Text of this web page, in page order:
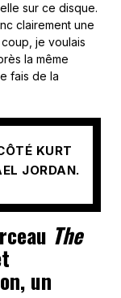
sur ce disque.
clairement une
je voulais
la même
fais de la
KURT
JORDAN.
The
un